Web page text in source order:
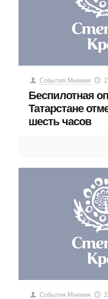
События.Мнения
Беспилотная
Татарстане
шесть часов
События.Мнения